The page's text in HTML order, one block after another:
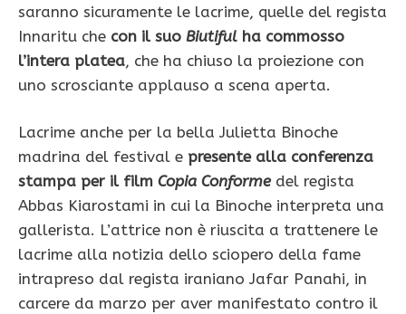
saranno sicuramente le lacrime, quelle del regista
Innaritu che con il suo Biutiful ha commosso
l’intera platea, che ha chiuso la proiezione con
uno scrosciante applauso a scena aperta.
Lacrime anche per la bella Julietta Binoche
madrina del festival e presente alla conferenza
stampa per il film Copia Conforme del regista
Abbas Kiarostami in cui la Binoche interpreta una
gallerista. L’attrice non è riuscita a trattenere le
lacrime alla notizia dello sciopero della fame
intrapreso dal regista iraniano Jafar Panahi, in
carcere da marzo per aver manifestato contro il